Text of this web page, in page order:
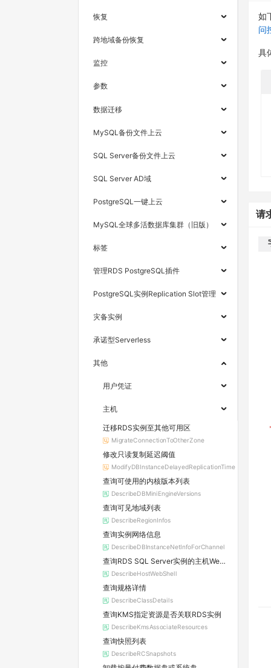
恢复
跨地域备份恢复
监控
参数
数据迁移
MySQL备份文件上云
SQL Server备份文件上云
SQL Server AD域
PostgreSQL一键上云
MySQL全球多活数据库集群（旧版）
标签
管理RDS PostgreSQL插件
PostgreSQL实例Replication Slot管理
灾备实例
承诺型Serverless
其他
用户凭证
主机
迁移RDS实例至其他可用区
MigrateConnectionToOtherZone
修改只读复制延迟阈值
ModifyDBInstanceDelayedReplicationTime
查询可使用的内核版本列表
DescribeDBMiniEngineVersions
查询可见地域列表
DescribeRegionInfos
查询实例网络信息
DescribeDBInstanceNetInfoForChannel
查询RDS SQL Server实例的主机WebShell登录信息
DescribeHostWebShell
查询规格详情
DescribeClassDetails
查询KMS指定资源是否关联RDS实例
DescribeKmsAssociateResources
查询快照列表
DescribeRCSnapshots
如
问
具
请